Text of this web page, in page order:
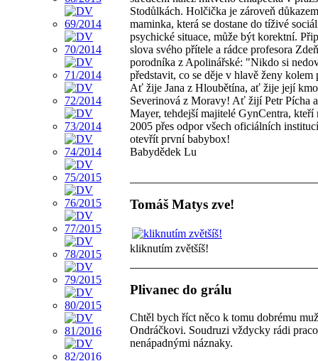
Stodůlkách. Holčička je zároveň
maminka, která se dostane do tíživé
psychické situace, může být korektní.
slova svého přítele a rádce profesora
porodníka z Apolinářské: "Nikdo si
představit, co se děje v hlavě ženy kolem
Ať žije Jana z Hloubětína, ať žije její
Severinová z Moravy! Ať žijí Petr Pícha
Mayer, tehdejší majitelé GynCentra, kteří
2005 přes odpor všech oficiálních
otevřít první babybox!
Babydědek Lu
Tomáš Matys zve!
kliknutím zvětšíš!
Plivanec do grálu
Chtěl bych říct něco k tomu dobrému
Ondráčkovi. Soudruzi vždycky rádi
nenápadnými náznaky.